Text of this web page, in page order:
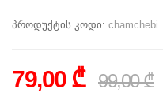
პროდუქტის კოდი: chamchebi
79,00 ₾ 99,00 ₾